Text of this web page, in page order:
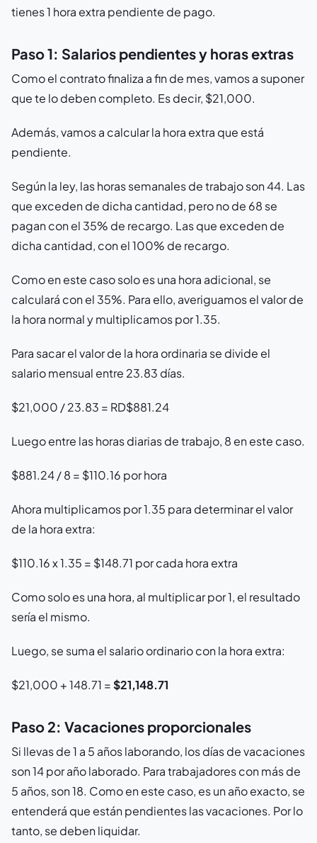
tienes 1 hora extra pendiente de pago.
Paso 1: Salarios pendientes y horas extras
Como el contrato finaliza a fin de mes, vamos a suponer
que te lo deben completo. Es decir, $21,000.
Además, vamos a calcular la hora extra que está
pendiente.
Según la ley, las horas semanales de trabajo son 44. Las
que exceden de dicha cantidad, pero no de 68 se
pagan con el 35% de recargo. Las que exceden de
dicha cantidad, con el 100% de recargo.
Como en este caso solo es una hora adicional, se
calculará con el 35%. Para ello, averiguamos el valor de
la hora normal y multiplicamos por 1.35.
Para sacar el valor de la hora ordinaria se divide el
salario mensual entre 23.83 días.
$21,000 / 23.83 = RD$881.24
Luego entre las horas diarias de trabajo, 8 en este caso.
$881.24 / 8 = $110.16 por hora
Ahora multiplicamos por 1.35 para determinar el valor
de la hora extra:
$110.16 x 1.35 = $148.71 por cada hora extra
Como solo es una hora, al multiplicar por 1, el resultado
sería el mismo.
Luego, se suma el salario ordinario con la hora extra:
$21,000 + 148.71 =$21,148.71
Paso 2: Vacaciones proporcionales
Si llevas de 1 a 5 años laborando, los días de vacaciones
son 14 por año laborado. Para trabajadores con más de
5 años, son 18. Como en este caso, es un año exacto, se
entenderá que están pendientes las vacaciones. Por lo
tanto, se deben liquidar.